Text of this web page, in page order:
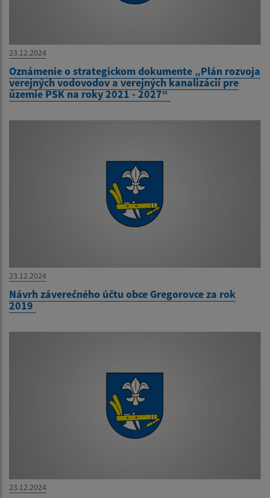
23.12.2024
Oznámenie o strategickom dokumente „Plán rozvoja
verejných vodovodov a verejných kanalizácií pre
územie PSK na roky 2021 - 2027“
23.12.2024
Návrh záverečného účtu obce Gregorovce za rok
2019
23.12.2024